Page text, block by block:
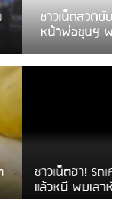
ขายพวงมาลัย
ตาม
ยชนป้ายร้านโลงศพ
วิดได้ใช้บริการ